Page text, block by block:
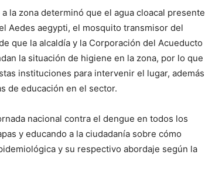
la zona determinó que el agua cloacal presente
Aedes aegypti, el mosquito transmisor del
que la alcaldía y la Corporación del Acueducto
la situación de higiene en la zona, por lo que
instituciones para intervenir el lugar, además
de educación en el sector.
nacional contra el dengue en todos los
y educando a la ciudadanía sobre cómo
y su respectivo abordaje según la